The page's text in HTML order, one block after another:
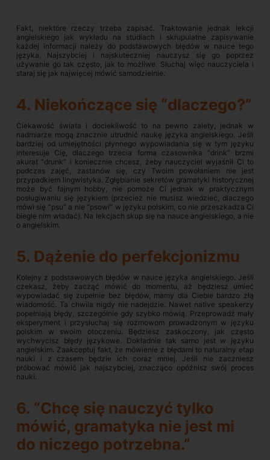
Fakt, niektóre rzeczy trzeba zapisać. Traktowanie jednak lekcji
angielskiego jak wykładu na studiach i skrupulatne zapisywanie
każdej informacji należy do podstawowych błędów w nauce tego
języka. Najszybciej i najskuteczniej nauczysz się go poprzez
używanie go tak często, jak to możliwe. Słuchaj więc nauczyciela i
staraj się jak najwięcej mówić samodzielnie.
4. Niekończące się “dlaczego?”
Ciekawość świata i dociekliwość to na pewno zalety, jednak w
nadmiarze mogą znacznie utrudnić naukę języka angielskiego. Jeśli
bardziej od umiejętności płynnego wypowiadania się w tym języku
interesuje Cię, dlaczego trzecia forma czasownika “drink” brzmi
akurat “drunk” i koniecznie chcesz, żeby nauczyciel wyjaśnił Ci to
podczas zajęć, zastanów się, czy Twoim powołaniem nie jest
przypadkiem lingwistyka. Zgłębianie sekretów gramatyki historycznej
może być fajnym hobby, nie pomoże Ci jednak w praktycznym
posługiwaniu się językiem (przecież nie musisz wiedzieć, dlaczego
mówi się “psu” a nie “psowi” w języku polskim, co nie przeszkadza Ci
biegle nim władać). Na lekcjach skup się na nauce angielskiego, a nie
o angielskim.
5. Dążenie do perfekcjonizmu
Kolejny z podstawowych błędów w nauce języka angielskiego. Jeśli
czekasz, żeby zacząć mówić do momentu, aż będziesz umieć
wypowiadać się zupełnie bez błędów, mamy dla Ciebie bardzo złą
wiadomość. Ta chwila nigdy nie nadejdzie. Nawet native speakerzy
popełniają błędy, szczególnie gdy szybko mówią. Przeprowadź mały
eksperyment i przysłuchaj się rozmowom prowadzonym w języku
polskim w swoim otoczeniu. Będziesz zaskoczony, jak często
wychwycisz błędy językowe. Dokładnie tak samo jest w języku
angielskim. Zaakceptuj fakt, że mówienie z błędami to naturalny etap
nauki i z czasem będzie ich coraz mniej. Jeśli nie zaczniesz
próbować mówić jak najszybciej, znacząco opóźnisz swój proces
nauki.
6. “Chcę się nauczyć tylko
mówić, gramatyka nie jest mi
do niczego potrzebna.”